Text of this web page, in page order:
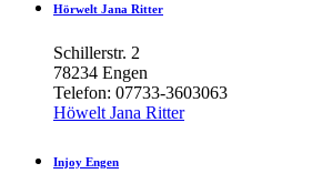
Hörwelt Jana Ritter
Schillerstr. 2
78234 Engen
Telefon: 07733-3603063
Höwelt Jana Ritter
Injoy Engen